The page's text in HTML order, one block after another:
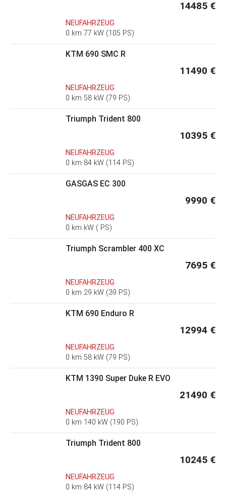
14485 €
NEUFAHRZEUG
0 km 77 kW (105 PS)
KTM 690 SMC R
11490 €
NEUFAHRZEUG
0 km 58 kW (79 PS)
Triumph Trident 800
10395 €
NEUFAHRZEUG
0 km 84 kW (114 PS)
GASGAS EC 300
9990 €
NEUFAHRZEUG
0 km kW ( PS)
Triumph Scrambler 400 XC
7695 €
NEUFAHRZEUG
0 km 29 kW (39 PS)
KTM 690 Enduro R
12994 €
NEUFAHRZEUG
0 km 58 kW (79 PS)
KTM 1390 Super Duke R EVO
21490 €
NEUFAHRZEUG
0 km 140 kW (190 PS)
Triumph Trident 800
10245 €
NEUFAHRZEUG
0 km 84 kW (114 PS)